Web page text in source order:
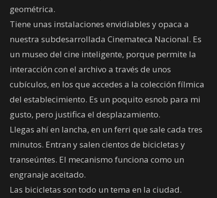
geométrica.
Tiene unas instalaciones envidiables y opaca a
nuestra subdesarrollada Cinemateca Nacional. Es
un museo del cine inteligente, porque permite la
interacción con el archivo a través de unos
cubículos, en los que accedes a la colección fílmica
del establecimiento. Es un poquito esnob para mi
gusto, pero justifica el desplazamiento.
Llegas ahí en lancha, en un ferri que sale cada tres
minutos. Entran y salen cientos de bicicletas y
transeúntes. El mecanismo funciona como un
engranaje aceitado.
Las bicicletas son todo un tema en la ciudad.